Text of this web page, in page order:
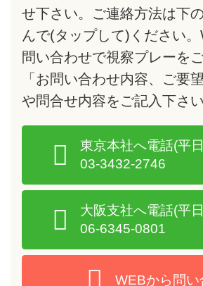
せ下さい。ご連絡方法は下
んで(タップして) ください
問い合わせで視察プレーを
「お問い合わせ内容、ご要
や問合せ内容をご記入下さい
東京本社へ電話(平
03-3432-2746
大阪支社へ電話(平
06-6345-0801
WEBから問い